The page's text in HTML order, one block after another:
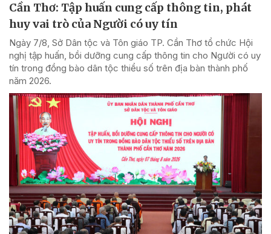
Cần Thơ: Tập huấn cung cấp thông tin, phát
huy vai trò của Người có uy tín
Ngày 7/8, Sở Dân tộc và Tôn giáo TP. Cần Thơ tổ chức Hội
nghị tập huấn, bồi dưỡng cung cấp thông tin cho Người có uy
tín trong đồng bào dân tộc thiểu số trên địa bàn thành phố
năm 2026.